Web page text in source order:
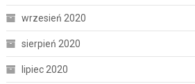
wrzesień 2020
sierpień 2020
lipiec 2020